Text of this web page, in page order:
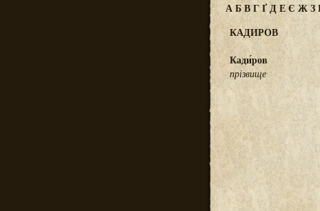
АБВГҐДЕЄ ЖЗ
КАДИРОВ
Кади́ров
прізвище